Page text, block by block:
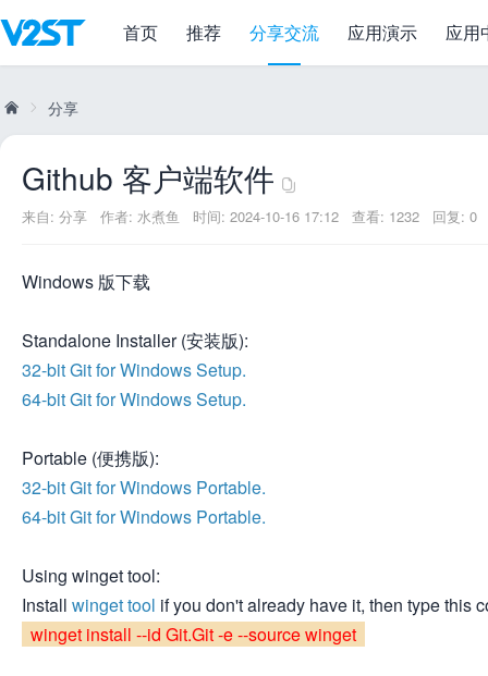
首页 推荐 分享交流 应用演示 应用
Github 客户端软件
分享
Github 客户端软件
来自: 分享 作者: 水煮鱼 时间: 2024-10-16 17:12 查看: 1232 回复: 0
Windows 版下载
Standalone Installer (安装版):
32-bit Git for Windows Setup.
64-bit Git for Windows Setup.
Portable (便携版):
32-bit Git for Windows Portable.
64-bit Git for Windows Portable.
Using winget tool:
Install winget tool if you don't already have it, then type this
winget install --id Git.Git -e --source winget